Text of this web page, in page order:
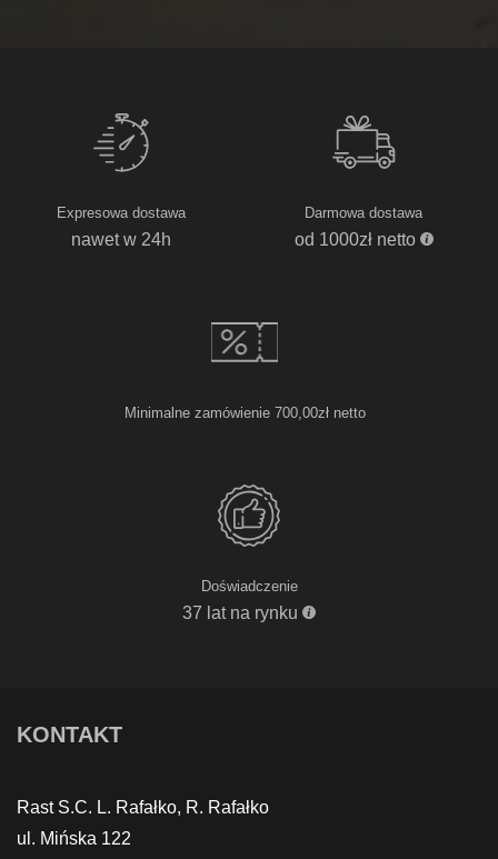
Expresowa dostawa
nawet w 24h
Darmowa dostawa
od 1000zł netto
Minimalne zamówienie 700,00zł netto
Doświadczenie
37 lat na rynku
KONTAKT
Rast S.C. L. Rafałko, R. Rafałko
ul. Mińska 122